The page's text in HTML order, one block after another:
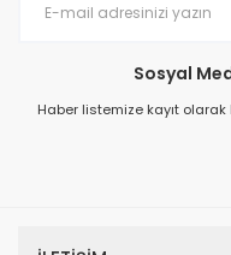
Prime ArtDECO Duvar
199,00 TL
Sosyal
Haber listemize kayıt